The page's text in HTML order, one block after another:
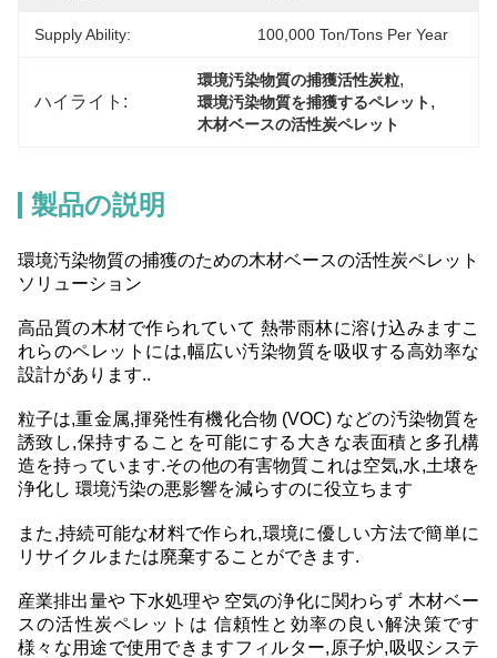
Supply Ability: 100,000 Ton/Tons Per Year
ハイライト:
環境汚染物質の捕獲活性炭粒,
環境汚染物質を捕獲するペレット,
木材ベースの活性炭ペレット
製品の説明
環境汚染物質の捕獲のための木材ベースの活性炭ペレット
ソリューション
高品質の木材で作られていて 熱帯雨林に溶け込みますこ
れらのペレットには,幅広い汚染物質を吸収する高効率な
設計があります..
粒子は,重金属,揮発性有機化合物 (VOC) などの汚染物質を
誘致し,保持することを可能にする大きな表面積と多孔構
造を持っています.その他の有害物質これは空気,水,土壌を
浄化し 環境汚染の悪影響を減らすのに役立ちます
また,持続可能な材料で作られ,環境に優しい方法で簡単に
リサイクルまたは廃棄することができます.
産業排出量や 下水処理や 空気の浄化に関わらず 木材ベー
スの活性炭ペレットは 信頼性と効率の良い解決策です
様々な用途で使用できますフィルター,原子炉,吸収システ